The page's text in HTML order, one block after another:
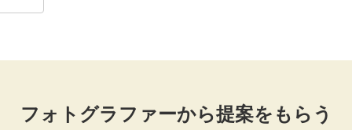
フォトグラファーから提案をもらう